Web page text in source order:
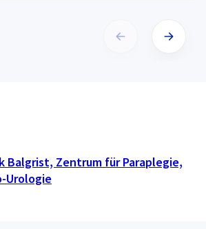
Balgrist, Zentrum für Paraplegie,
Urologie